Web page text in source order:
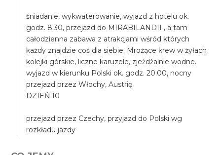
śniadanie, wykwaterowanie, wyjazd z hotelu ok.
godz. 8.30, przejazd do MIRABILANDII , a tam
całodzienna zabawa z atrakcjami wśród których
każdy znajdzie coś dla siebie. Mrożące krew w żyłach
kolejki górskie, liczne karuzele, zjeżdżalnie wodne.
wyjazd w kierunku Polski ok. godz. 20.00, nocny
przejazd przez Włochy, Austrię
DZIEŃ 10
przejazd przez Czechy, przyjazd do Polski wg
rozkładu jazdy